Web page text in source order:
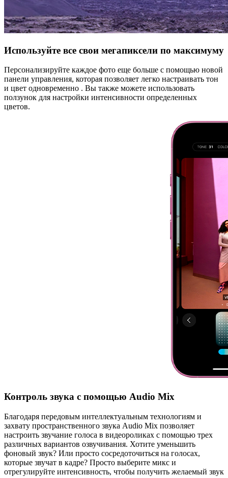
Используйте все свои мегапиксели по максимуму
Персонализируйте каждое фото еще больше с помощью новой
панели управления, которая позволяет легко настраивать тон
и цвет одновременно . Вы также можете использовать
ползунок для настройки интенсивности определенных
цветов.
Контроль звука с помощью Audio Mix
Благодаря передовым интеллектуальным технологиям и
захвату пространственного звука Audio Mix позволяет
настроить звучание голоса в видеороликах с помощью трех
различных вариантов озвучивания. Хотите уменьшить
фоновый звук? Или просто сосредоточиться на голосах,
которые звучат в кадре? Просто выберите микс и
отрегулируйте интенсивность, чтобы получить желаемый звук